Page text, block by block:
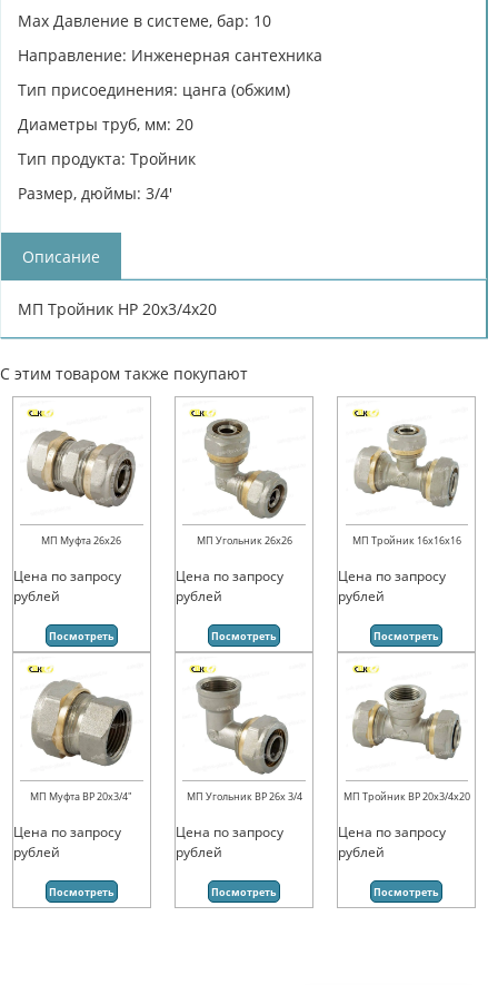
Max Давление в системе, бар: 10
Направление: Инженерная сантехника
Тип присоединения: цанга (обжим)
Диаметры труб, мм: 20
Тип продукта: Тройник
Размер, дюймы: 3/4'
Описание
МП Тройник НР 20х3/4х20
С этим товаром также покупают
МП Муфта 26х26
Цена по запросу
рублей
Посмотреть
МП Угольник 26х26
Цена по запросу
рублей
Посмотреть
МП Тройник 16х16х16
Цена по запросу
рублей
Посмотреть
МП Муфта ВР 20х3/4"
Цена по запросу
рублей
Посмотреть
МП Угольник ВР 26х 3/4
Цена по запросу
рублей
Посмотреть
МП Тройник ВР 20х3/4х20
Цена по запросу
рублей
Посмотреть